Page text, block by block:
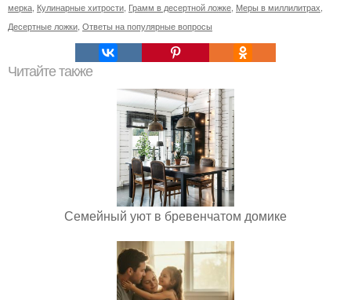
мерка Кулинарные хитрости Грамм в десертной ложке Меры в миллилитрах
Десертные ложки Ответы на популярные вопросы
Читайте также
Семейный уют в бревенчатом домике